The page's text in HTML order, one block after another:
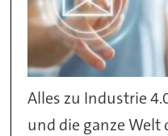
Alles zu Industrie
und die ganze Welt